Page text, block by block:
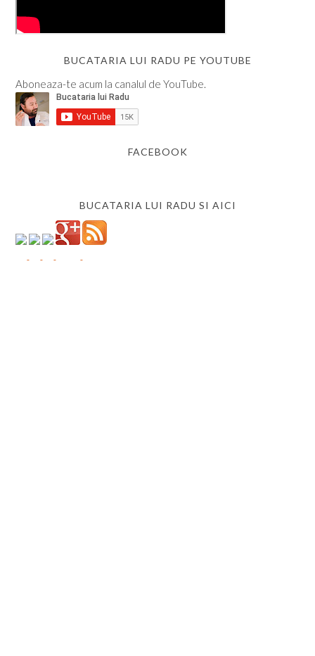
BUCATARIA LUI RADU PE YOUTUBE
Aboneaza-te acum la canalul de YouTube.
FACEBOOK
BUCATARIA LUI RADU SI AICI